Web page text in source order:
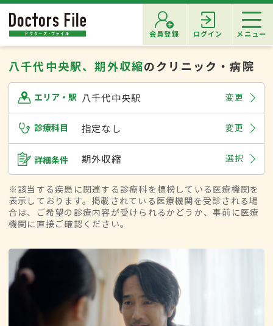
会員登録 ログイン メニュー
八千代中央駅、期外収縮のクリニック・病院
エリア・駅 八千代中央駅 変更
診療科目 指定なし 変更
詳細条件 期外収縮 選択
※該当する疾患に関連する診療科を標榜している医療機関を
表示しております。掲載されている医療機関を受診される場
合は、ご希望の診療内容が受けられるかどうか、事前に医療
機関に直接ご確認ください。